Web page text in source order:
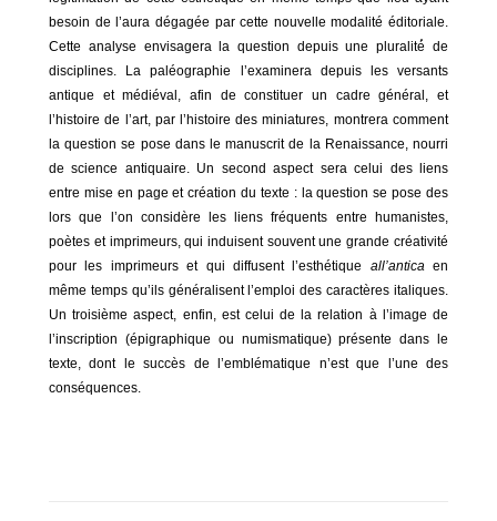
besoin de l’aura dégagée par cette nouvelle modalité éditoriale.
Cette analyse envisagera la question depuis une pluralité́ de
disciplines. La paléographie l’examinera depuis les versants
antique et médiéval, afin de constituer un cadre général, et
l’histoire de l’art, par l’histoire des miniatures, montrera comment
la question se pose dans le manuscrit de la Renaissance, nourri
de science antiquaire. Un second aspect sera celui des liens
entre mise en page et création du texte : la question se pose des
lors que l’on considère les liens fréquents entre humanistes,
poètes et imprimeurs, qui induisent souvent une grande créativité
pour les imprimeurs et qui diffusent l’esthétique all’antica en
même temps qu’ils généralisent l’emploi des caractères italiques.
Un troisième aspect, enfin, est celui de la relation à l’image de
l’inscription (épigraphique ou numismatique) présente dans le
texte, dont le succès de l’emblématique n’est que l’une des
conséquences.